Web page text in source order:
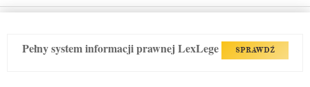
Pełny system informacji prawnej LexLege SPRAWDŹ